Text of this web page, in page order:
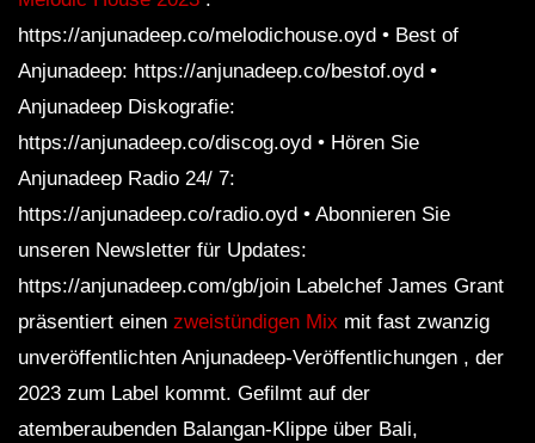
https://anjunadeep.co/melodichouse.oyd • Best of
Anjunadeep: https://anjunadeep.co/bestof.oyd •
Anjunadeep Diskografie:
https://anjunadeep.co/discog.oyd • Hören Sie
Anjunadeep Radio 24/ 7:
https://anjunadeep.co/radio.oyd • Abonnieren Sie
unseren Newsletter für Updates:
https://anjunadeep.com/gb/join Labelchef James Grant
präsentiert einen zweistündigen Mix mit fast zwanzig
unveröffentlichten Anjunadeep-Veröffentlichungen , der
2023 zum Label kommt. Gefilmt auf der
atemberaubenden Balangan-Klippe über Bali,